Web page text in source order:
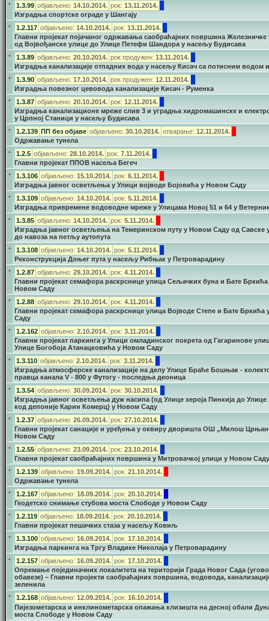
• 1.3.99 објављено: 14.10.2014. рок: 13.11.2014.
Изградња спортске ограде у Шангају
•
1.2.117 објављено: 14.10.2014. рок: 13.11.2014.
Главни пројекат појачаног одржавања саобраћајних површина Железничке
од Војвођанске улице до Улице Петефи Шандора у насељу Будисава
•
1.3.89 објављено: 20.10.2014. рок продужен: 13.11.2014.
Изградња канализације отпадних вода у насељу Кисач са потисним водом
•
1.3.90 објављено: 17.10.2014. рок продужен: 12.11.2014.
Изградња повезног цевовода канализације Кисач - Руменка
•
1.3.87 објављено: 20.10.2014. рок: 12.11.2014.
Изградња канализационе мреже слив 3 и уградња хидромашинске и
у Црпној Станици у насељу Будисава
•
1.2.139 ПП без објаве објављено: 30.10.2014. отварање: 12.11.2014.
Одржавање тунела
•
1.2.5 објављено: 28.10.2014. рок: 7.11.2014.
Главни пројекат ППОВ насеља Бегеч
•
1.3.106 објављено: 15.10.2014. рок: 6.11.2014.
Изградња јавног осветљења у Улици војводе Бојовића у Новом Саду
•
1.3.109 објављено: 14.10.2014. рок: 5.11.2014.
Изградња привремене водоводне мреже у Улицама Новој 51 и 64 у
•
1.3.85 објављено: 14.10.2014. рок: 5.11.2014.
Изградња јавног осветљења на Темеринском путу у Новом Саду од Савске
до навоза на петљу аутопута
•
1.3.108 објављено: 14.10.2014. рок: 5.11.2014.
Реконструкција Доњег пута у насељу Рибњак у Петроварадину
•
1.2.87 објављено: 29.10.2014. рок: 4.11.2014.
Главни пројекат семафора раскрснице улица Сељачких буна и Бате Бркића
Новом Саду
•
1.2.88 објављено: 29.10.2014. рок: 4.11.2014.
Главни пројекат семафора раскрснице улица Војводе Степе и Бате Бркића
Саду
•
1.2.162 објављено: 2.10.2014. рок: 3.11.2014.
Главни пројекат паркинга у Улици омладинског покрета од Гагаринове
Улице Богобоја Атанацковића у Новом Саду
•
1.3.110 објављено: 2.10.2014. рок: 3.11.2014.
Изградња атмосферске канализације на делу Улице Браће Бошњак -
правца канала V - 800 у Футогу - последња деоница
•
1.3.54 објављено: 30.09.2014. рок: 30.10.2014.
Изградња јавног осветљења дуж насипа (од Улице хероја Пинкија до Улице
код депоније Карин Комерц) у Новом Саду
•
1.2.37 објављено: 26.09.2014. рок: 27.10.2014.
Главни пројекат санације и уређења у оквиру дворишта ОШ „Милош
Новом Саду
•
1.2.55 објављено: 23.09.2014. рок: 23.10.2014.
Главни пројекат саобраћајних површина у Митровачкој улици у Новом Саду
•
1.2.139 објављено: 19.09.2014. рок: 21.10.2014.
Одржавање тунела
•
1.2.167 објављено: 18.09.2014. рок: 20.10.2014.
Геодетско снимање стубова моста Слободе у Новом Саду
•
1.2.119 објављено: 18.09.2014. рок: 20.10.2014.
Главни пројекат пешачких стаза у насељу Ковиљ
•
1.3.100 објављено: 16.09.2014. рок: 17.10.2014.
Изградња паркинга на Тргу Владике Николаја у Петроварадину
•
1.2.157 објављено: 16.09.2014. рок: 17.10.2014.
Опремање појединачних локалитета на територији Града Новог Сада
обавезе) – Главни пројекти саобраћајних површина, водовода,
зеленила
•
1.2.168 објављено: 12.09.2014. рок: 16.10.2014.
Пијезометарска и инклинометарска опажања клизишта на десној обали
моста Слободе у Новом Саду